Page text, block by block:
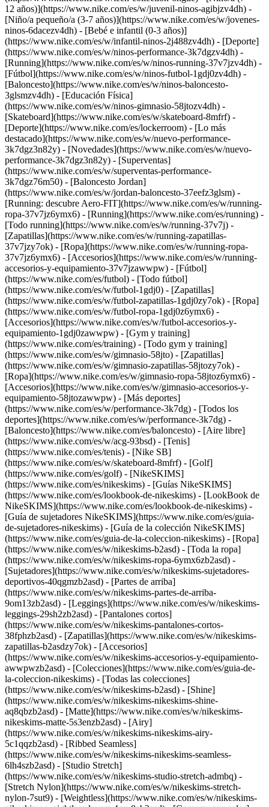
12 años)](https://www.nike.com/es/w/juvenil-ninos-agibjzv4dh) -
[Niño/a pequeño/a (3-7 años)](https://www.nike.com/es/w/jovenes-
ninos-6dacezv4dh) - [Bebé e infantil (0-3 años)]
(https://www.nike.com/es/w/infantil-ninos-2j488zv4dh) - [Deporte]
(https://www.nike.com/es/w/ninos-performance-3k7dgzv4dh) -
[Running](https://www.nike.com/es/w/ninos-running-37v7jzv4dh) -
[Fútbol](https://www.nike.com/es/w/ninos-futbol-1gdj0zv4dh) -
[Baloncesto](https://www.nike.com/es/w/ninos-baloncesto-
3glsmzv4dh) - [Educación Física]
(https://www.nike.com/es/w/ninos-gimnasio-58jtozv4dh) -
[Skateboard](https://www.nike.com/es/w/skateboard-8mfrf) -
[Deporte](https://www.nike.com/es/lockerroom) - [Lo más
destacado](https://www.nike.com/es/w/nuevo-performance-
3k7dgz3n82y) - [Novedades](https://www.nike.com/es/w/nuevo-
performance-3k7dgz3n82y) - [Superventas]
(https://www.nike.com/es/w/superventas-performance-
3k7dgz76m50) - [Baloncesto Jordan]
(https://www.nike.com/es/w/jordan-baloncesto-37eefz3glsm) -
[Running: descubre Aero-FIT](https://www.nike.com/es/w/running-
ropa-37v7jz6ymx6) - [Running](https://www.nike.com/es/running) -
[Todo running](https://www.nike.com/es/w/running-37v7j) -
[Zapatillas](https://www.nike.com/es/w/running-zapatillas-
37v7jzy7ok) - [Ropa](https://www.nike.com/es/w/running-ropa-
37v7jz6ymx6) - [Accesorios](https://www.nike.com/es/w/running-
accesorios-y-equipamiento-37v7jzawwpw) - [Fútbol]
(https://www.nike.com/es/futbol) - [Todo fútbol]
(https://www.nike.com/es/w/futbol-1gdj0) - [Zapatillas]
(https://www.nike.com/es/w/futbol-zapatillas-1gdj0zy7ok) - [Ropa]
(https://www.nike.com/es/w/futbol-ropa-1gdj0z6ymx6) -
[Accesorios](https://www.nike.com/es/w/futbol-accesorios-y-
equipamiento-1gdj0zawwpw) - [Gym y training]
(https://www.nike.com/es/training) - [Todo gym y training]
(https://www.nike.com/es/w/gimnasio-58jto) - [Zapatillas]
(https://www.nike.com/es/w/gimnasio-zapatillas-58jtozy7ok) -
[Ropa](https://www.nike.com/es/w/gimnasio-ropa-58jtoz6ymx6) -
[Accesorios](https://www.nike.com/es/w/gimnasio-accesorios-y-
equipamiento-58jtozawwpw) - [Más deportes]
(https://www.nike.com/es/w/performance-3k7dg) - [Todos los
deportes](https://www.nike.com/es/w/performance-3k7dg) -
[Baloncesto](https://www.nike.com/es/baloncesto) - [Aire libre]
(https://www.nike.com/es/w/acg-93bsd) - [Tenis]
(https://www.nike.com/es/tenis) - [Nike SB]
(https://www.nike.com/es/w/skateboard-8mfrf) - [Golf]
(https://www.nike.com/es/golf) - [NikeSKIMS]
(https://www.nike.com/es/nikeskims) - [Guías NikeSKIMS]
(https://www.nike.com/es/lookbook-de-nikeskims) - [LookBook de
NikeSKIMS](https://www.nike.com/es/lookbook-de-nikeskims) -
[Guía de sujetadores NikeSKIMS](https://www.nike.com/es/guia-
de-sujetadores-nikeskims) - [Guía de la colección NikeSKIMS]
(https://www.nike.com/es/guia-de-la-coleccion-nikeskims) - [Ropa]
(https://www.nike.com/es/w/nikeskims-b2asd) - [Toda la ropa]
(https://www.nike.com/es/w/nikeskims-ropa-6ymx6zb2asd) -
[Sujetadores](https://www.nike.com/es/w/nikeskims-sujetadores-
deportivos-40qgmzb2asd) - [Partes de arriba]
(https://www.nike.com/es/w/nikeskims-partes-de-arriba-
9om13zb2asd) - [Leggings](https://www.nike.com/es/w/nikeskims-
leggings-29sh2zb2asd) - [Pantalones cortos]
(https://www.nike.com/es/w/nikeskims-pantalones-cortos-
38fphzb2asd) - [Zapatillas](https://www.nike.com/es/w/nikeskims-
zapatillas-b2asdzy7ok) - [Accesorios]
(https://www.nike.com/es/w/nikeskims-accesorios-y-equipamiento-
awwpwzb2asd) - [Colecciones](https://www.nike.com/es/guia-de-
la-coleccion-nikeskims) - [Todas las colecciones]
(https://www.nike.com/es/w/nikeskims-b2asd) - [Shine]
(https://www.nike.com/es/w/nikeskims-nikeskims-shine-
aq8qbzb2asd) - [Matte](https://www.nike.com/es/w/nikeskims-
nikeskims-matte-5s3enzb2asd) - [Airy]
(https://www.nike.com/es/w/nikeskims-nikeskims-airy-
5c1qqzb2asd) - [Ribbed Seamless]
(https://www.nike.com/es/w/nikeskims-nikeskims-seamless-
6lh4szb2asd) - [Studio Stretch]
(https://www.nike.com/es/w/nikeskims-studio-stretch-admbq) -
[Stretch Nylon](https://www.nike.com/es/w/nikeskims-stretch-
nylon-7sut9) - [Weightless](https://www.nike.com/es/w/nikeskims-